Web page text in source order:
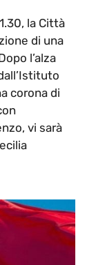
la Città
di una
l’alza
corona di
vi sarà